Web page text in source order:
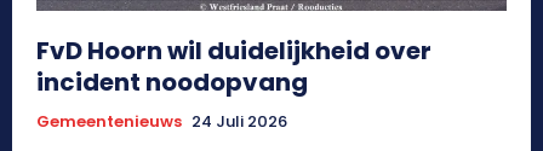
FvD Hoorn wil duidelijkheid over
incident noodopvang
Gemeentenieuws 24 Juli 2026